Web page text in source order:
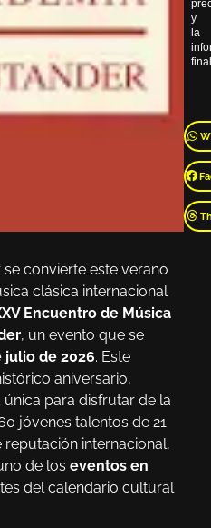
y
la
convierte este verano
clásica internacional
Encuentro de Música
, un evento que se
julio de 2026. Este
aniversario,
para disfrutar de la
jóvenes talentos de 21
reputación internacional,
de los eventos en
del calendario cultural